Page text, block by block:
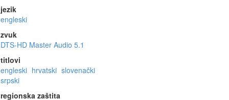
jezik
engleski
zvuk
DTS-HD Master Audio 5.1
titlovi
engleski hrvatski slovenački
srpski
regionska zaštita